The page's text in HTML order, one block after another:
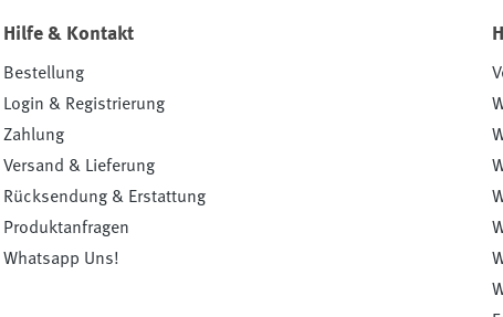
Hilfe & Kontakt
Bestellung
Login & Registrierung
Zahlung
Versand & Lieferung
Rücksendung & Erstattung
Produktanfragen
Whatsapp Uns!